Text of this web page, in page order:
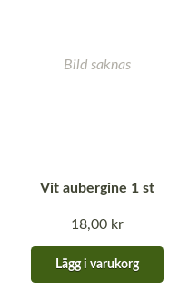
Vit aubergine 1 st
18,00 kr
Lägg i varukorg